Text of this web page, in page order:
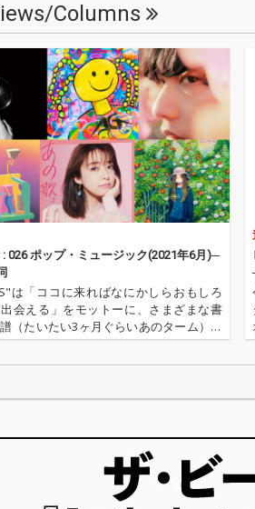
スチューン
」のRe
8日にリリ
ます。 リミッ
ラッパーのEll
が参加。国境
コラボレーシ
り、「Tokyo
持つ都会的
そのまま
彩りとグル
られていま
スはSTUTS
ためて手掛
リングはNic
が担
リジナル版
Lights」と
楽しみくだ
ップ・ダンスチューン
「Tokyo Lights」のRe
mixが、7月8日にリリ
ースされます。 リミッ
クスにはラッパーのEll
e Teresaが参加。国境
を越えたコラボレーシ
ョンにより、「Tokyo
Lights」の持つ都会的
なムードはそのまま
に、新たな彩りとグル
ーヴが加えられていま
す。 ミックスはSTUTS
け、マスタリングはNic
当。ぜひオリジナル版
の「Tokyo Lights」と
あわせてお楽しみくだ
さい。
Columns
: 026 ポップ・ミュージック(2021年6月)─
は「ココに来ればなにかしらおもしろ
会える」をモットーに、さまざまな書
（たいたい3ヶ月ぐらいあのターム）を
（＋α）の作品を厳選し、紹介するコー